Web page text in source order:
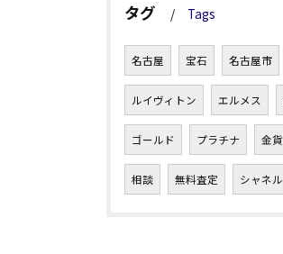
タグ Tags
名古屋 宝石 名古屋市
ルイヴィトン エルメス
ゴールド プラチナ 金貨
相談 無料査定 シャネル